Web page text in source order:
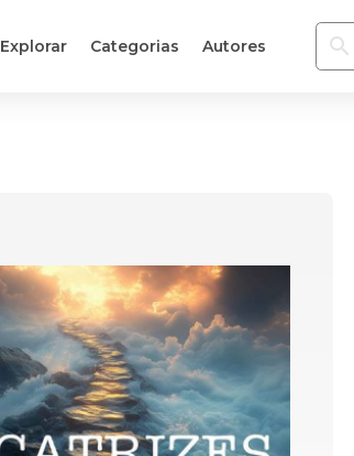
Explorar Categorias Autores